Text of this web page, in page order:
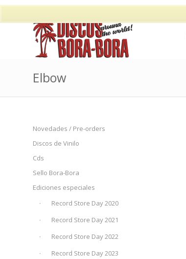
Elbow
Novedades / Pre-orders
Discos de Vinilo
Cds
Sello Bora-Bora
Ediciones especiales
Record Store Day 2020
Record Store Day 2021
Record Store Day 2022
Record Store Day 2023